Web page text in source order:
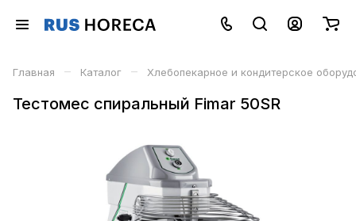
Главная – Каталог – Хлебопекарное и кондитерское
Тестомес спиральный Fimar 50SR